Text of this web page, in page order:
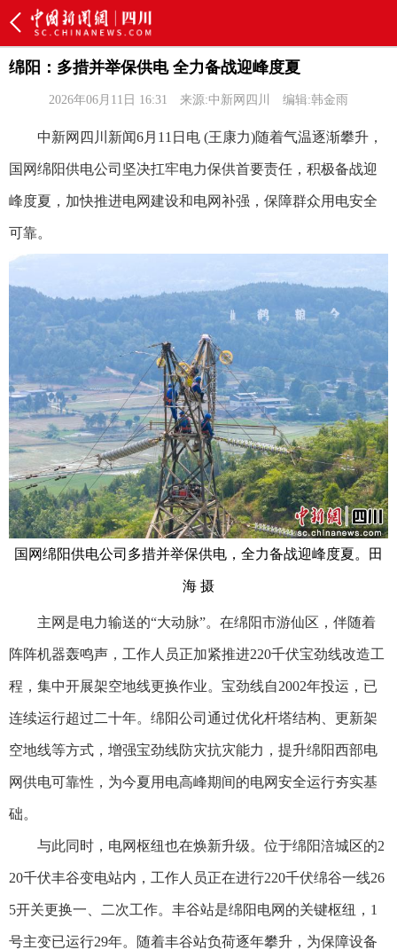
绵阳：多措并举保供电 全力备战迎峰度夏
2026年06月11日 16:31 来源:中新网四川 编辑:韩金雨
中新网四川新闻6月11日电 (王康力)随着气温逐渐攀升，
国网绵阳供电公司坚决扛牢电力保供首要责任，积极备战迎
峰度夏，加快推进电网建设和电网补强，保障群众用电安全
可靠。
国网绵阳供电公司多措并举保供电，全力备战迎峰度夏。田
海 摄
主网是电力输送的“大动脉”。在绵阳市游仙区，伴随着
阵阵机器轰鸣声，工作人员正加紧推进220千伏宝劲线改造工
程，集中开展架空地线更换作业。宝劲线自2002年投运，已
连续运行超过二十年。绵阳公司通过优化杆塔结构、更新架
空地线等方式，增强宝劲线防灾抗灾能力，提升绵阳西部电
网供电可靠性，为今夏用电高峰期间的电网安全运行夯实基
础。
与此同时，电网枢纽也在焕新升级。位于绵阳涪城区的2
20千伏丰谷变电站内，工作人员正在进行220千伏绵谷一线26
5开关更换一、二次工作。丰谷站是绵阳电网的关键枢纽，1
号主变已运行29年。随着丰谷站负荷逐年攀升，为保障设备